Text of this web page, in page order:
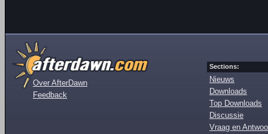
Over AfterDawn
Feedback
Sections:
Nieuws
Downloads
Top Downloads
Discussie
Vraag en